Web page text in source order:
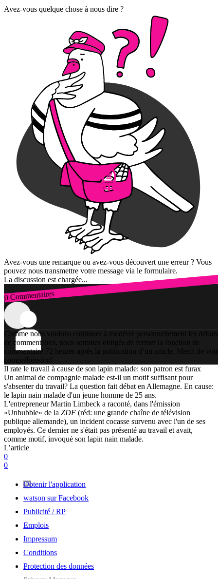
Avez-vous quelque chose à nous dire ?
Avez-vous une remarque ou avez-vous découvert une erreur ? Vous
pouvez nous transmettre votre message via le formulaire.
La discussion est chargée...
0 Commentaires
Connexion
Comme nous voulons continuer à modérer personnellement les débats
de commentaires, nous sommes obligés de fermer la fonction de
commentaire 72 heures après la publication d’un article. Merci de
compréhension!
Il rate le travail à cause de son lapin malade: son patron est furax
Un animal de compagnie malade est-il un motif suffisant pour
s'absenter du travail? La question fait débat en Allemagne. En cause:
le lapin nain malade d'un jeune homme de 25 ans.
L'entrepreneur Martin Limbeck a raconté, dans l'émission
«Unbubble» de la ZDF (réd: une grande chaîne de télévision
publique allemande), un incident cocasse survenu avec l'un de ses
employés. Ce dernier ne s'était pas présenté au travail et avait,
comme motif, invoqué son lapin nain malade.
L’article
0
0
Obtenir l'application
watson sur Facebook
Publicité / RP
Emplois
Impressum
Conditions
Protection des données